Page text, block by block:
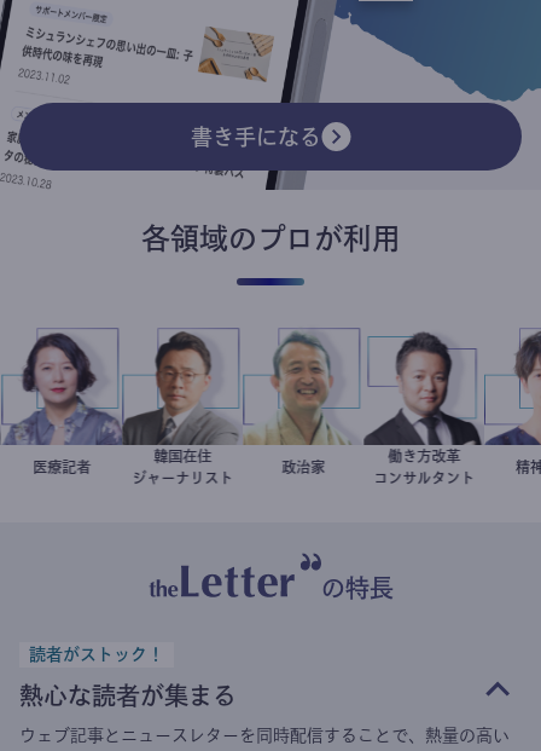
書き手になる
各領域のプロが利用
岩永直子
医療記者 徐台教
韓国在住
ジャーナリスト
小坂英二
政治家 新田龍
働き方改革
コンサルタント
の特長
読者がストック！
熱心な読者が集まる
ウェブ記事とニュースレターを同時配信することで、熱量の高い